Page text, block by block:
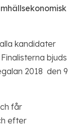
kandidater
bjuds
2018 den 9
får
efter